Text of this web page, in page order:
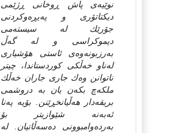
نوێیه‌ی پاش ڕوخانی ڕژێمی
دیكتاتۆری و په‌یڕه‌وكردنی
جۆرێك له‌ سیسته‌می
دیموكراسی و له‌ گه‌ڵ
به‌رزبونه‌وه‌ی ئاستی هۆشیاری
له‌ناو خه‌ڵكی كوردستاندا، چیتر
ناتوانن وه‌ك جاری جاران خه‌ڵك
ملكه‌چ بكه‌ن یان به‌ دروشمی
بریقه‌دار هه‌ڵیانخڕێنن. بۆیه‌ په‌نا
ئه‌به‌نه‌ شێوازیتر بۆ
به‌رده‌وامبوونی ده‌سه‌ڵاتیان. له‌